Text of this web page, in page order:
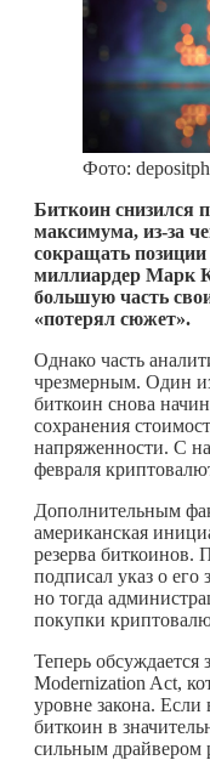
Фото:
Биткоин снизился
максимума, из-за
сокращать
миллиардер Марк
большую часть
«потерял сюжет».
Однако часть
чрезмерным. Один
биткоин снова
сохранения
напряженности. С
февраля
Дополнительным
американская
резерва биткоинов.
подписал указ о его
но тогда
покупки
Теперь обсуждается
Modernization Act,
уровне закона.
биткоин в
сильным драйвером